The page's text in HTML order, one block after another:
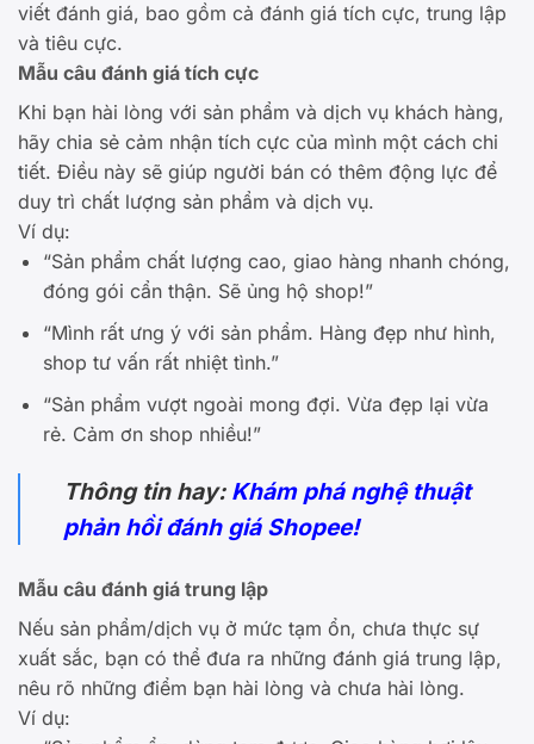
viết đánh giá, bao gồm cả đánh giá tích cực, trung lập
và tiêu cực.
Mẫu câu đánh giá tích cực
Khi bạn hài lòng với sản phẩm và dịch vụ khách hàng,
hãy chia sẻ cảm nhận tích cực của mình một cách chi
tiết. Điều này sẽ giúp người bán có thêm động lực để
duy trì chất lượng sản phẩm và dịch vụ.
Ví dụ:
“Sản phẩm chất lượng cao, giao hàng nhanh chóng,
đóng gói cẩn thận. Sẽ ủng hộ shop!”
“Mình rất ưng ý với sản phẩm. Hàng đẹp như hình,
shop tư vấn rất nhiệt tình.”
“Sản phẩm vượt ngoài mong đợi. Vừa đẹp lại vừa
rẻ. Cảm ơn shop nhiều!”
Thông tin hay: Khám phá nghệ thuật
phản hồi đánh giá Shopee!
Mẫu câu đánh giá trung lập
Nếu sản phẩm/dịch vụ ở mức tạm ổn, chưa thực sự
xuất sắc, bạn có thể đưa ra những đánh giá trung lập,
nêu rõ những điểm bạn hài lòng và chưa hài lòng.
Ví dụ: